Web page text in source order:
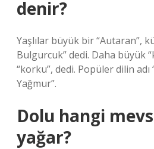
denir?
Yaşlılar büyük bir “Autaran”,
Bulgurcuk” dedi. Daha büyük
“korku”, dedi. Popüler dilin adı
Yağmur”.
Dolu hangi
yağar?